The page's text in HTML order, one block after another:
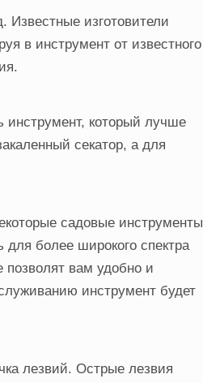
Известные изготовители
в инструмент от известного
инструмент, который лучше
секатор, а для
садовые инструменты
более широкого спектра
вам удобно и
инструмент будет
лезвий. Острые лезвия